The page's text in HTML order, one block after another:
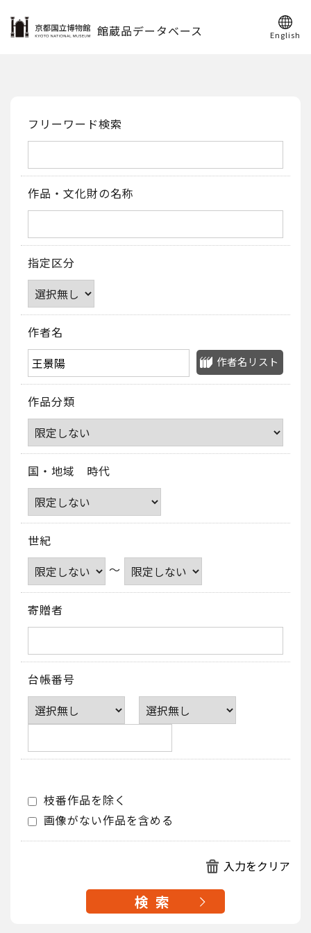
館蔵品データベース English
フリーワード検索
作品・文化財の名称
指定区分
作者名
作者名リスト
作品分類
国・地域 時代
世紀
～
寄贈者
台帳番号
枝番作品を除く
画像がない作品を含める